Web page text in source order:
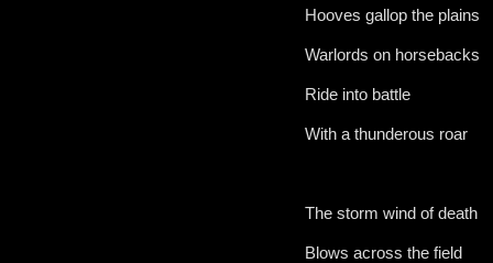
Hooves gallop the plains
Warlords on horsebacks
Ride into battle
With a thunderous roar
The storm wind of death
Blows across the field